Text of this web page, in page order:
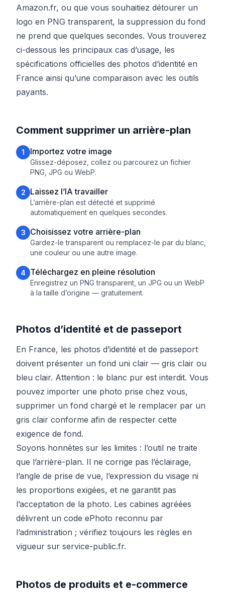
Amazon.fr, ou que vous souhaitiez détourer un
logo en PNG transparent, la suppression du fond
ne prend que quelques secondes. Vous trouverez
ci-dessous les principaux cas d’usage, les
spécifications officielles des photos d’identité en
France ainsi qu’une comparaison avec les outils
payants.
Comment supprimer un arrière-plan
1 Importez votre image
Glissez-déposez, collez ou parcourez un fichier
PNG, JPG ou WebP.
2 Laissez l’IA travailler
L’arrière-plan est détecté et supprimé
automatiquement en quelques secondes.
3 Choisissez votre arrière-plan
Gardez-le transparent ou remplacez-le par du blanc,
une couleur ou une autre image.
4 Téléchargez en pleine résolution
Enregistrez un PNG transparent, un JPG ou un WebP
à la taille d’origine — gratuitement.
Photos d’identité et de passeport
En France, les photos d’identité et de passeport
doivent présenter un fond uni clair — gris clair ou
bleu clair. Attention : le blanc pur est interdit. Vous
pouvez importer une photo prise chez vous,
supprimer un fond chargé et le remplacer par un
gris clair conforme afin de respecter cette
exigence de fond.
Soyons honnêtes sur les limites : l’outil ne traite
que l’arrière-plan. Il ne corrige pas l’éclairage,
l’angle de prise de vue, l’expression du visage ni
les proportions exigées, et ne garantit pas
l’acceptation de la photo. Les cabines agréées
délivrent un code ePhoto reconnu par
l’administration ; vérifiez toujours les règles en
vigueur sur service-public.fr.
Photos de produits et e-commerce